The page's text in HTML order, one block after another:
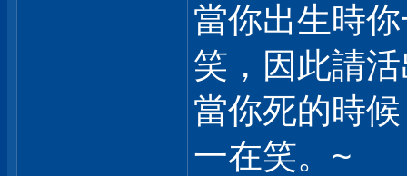
當你出生時
笑，因此請
當你死的時
一在笑。~